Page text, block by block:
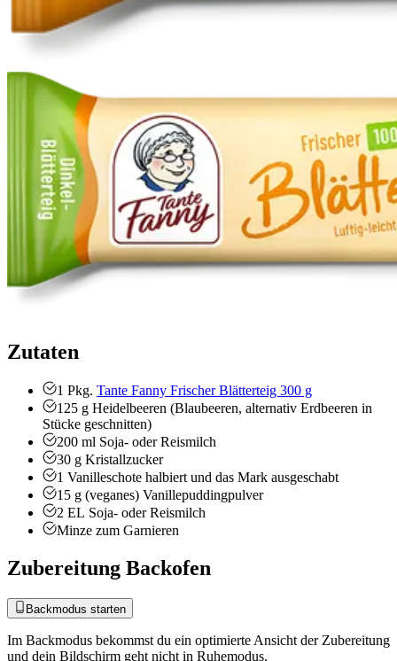
Zutaten
1 Pkg. Tante Fanny Frischer Blätterteig 300 g
125 g Heidelbeeren (Blaubeeren, alternativ Erdbeeren in
Stücke geschnitten)
200 ml Soja- oder Reismilch
30 g Kristallzucker
1 Vanilleschote halbiert und das Mark ausgeschabt
15 g (veganes) Vanillepuddingpulver
2 EL Soja- oder Reismilch
Minze zum Garnieren
Zubereitung Backofen
Backmodus starten
Im Backmodus bekommst du ein optimierte Ansicht der Zubereitung
und dein Bildschirm geht nicht in Ruhemodus.